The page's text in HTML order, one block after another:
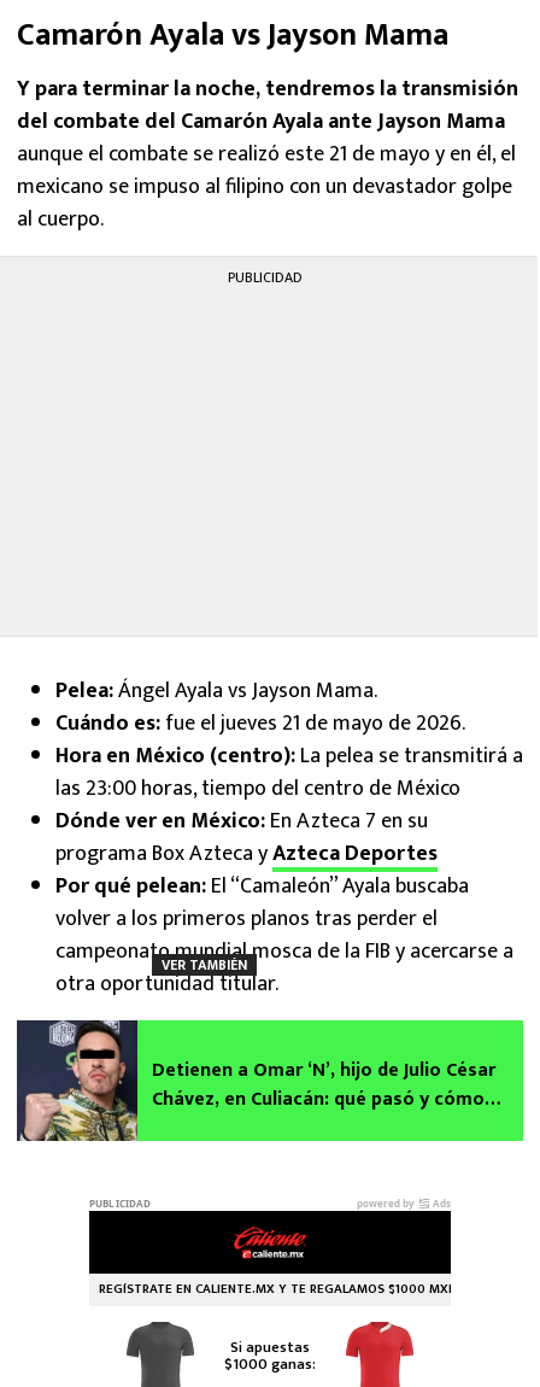
Camarón Ayala vs Jayson Mama
Y para terminar la noche, tendremos la transmisión
del combate del Camarón Ayala ante Jayson Mama
aunque el combate se realizó este 21 de mayo y en él, el
mexicano se impuso al filipino con un devastador golpe
al cuerpo.
PUBLICIDAD
Pelea:Ángel Ayala vs Jayson Mama.
Cuándo es:fue el jueves 21 de mayo de 2026.
Hora en México (centro):La pelea se transmitirá a
las 23:00 horas, tiempo del centro de México
Dónde ver en México:En Azteca 7 en su
programa Box Azteca yAzteca Deportes
Por qué pelean:El “Camaleón” Ayala buscaba
volver a los primeros planos tras perder el
campeonato mundial mosca de la FIB y acercarse a
otra oportunidad titular.
VER TAMBIÉN
Detienen a Omar ‘N’, hijo de Julio César
Chávez, en Culiacán: qué pasó y cómo